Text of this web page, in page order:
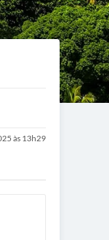
às 13h29